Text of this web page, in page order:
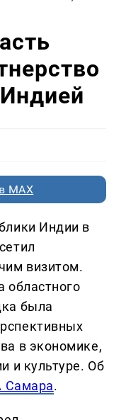
MAX
Индии в
визитом.
областного
была
в экономике,
и культуре. Об
Самара.